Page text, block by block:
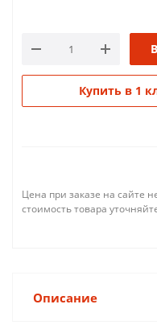
Купить в 1
Цена при заказе на сайте
стоимость товара
Описание